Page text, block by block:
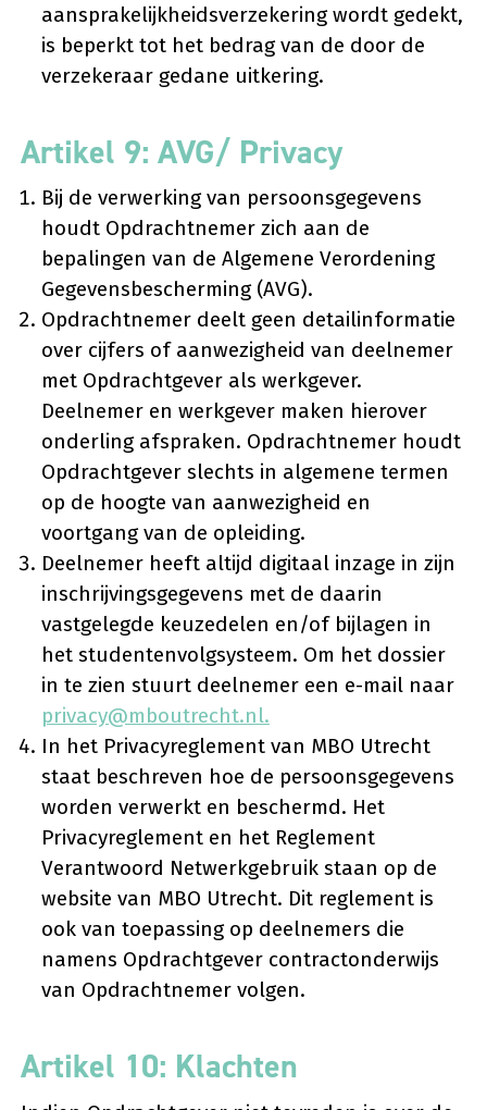
aansprakelijkheidsverzekering wordt gedekt,
is beperkt tot het bedrag van de door de
verzekeraar gedane uitkering.
Artikel 9: AVG/ Privacy
Bij de verwerking van persoonsgegevens
houdt Opdrachtnemer zich aan de
bepalingen van de Algemene Verordening
Gegevensbescherming (AVG).
Opdrachtnemer deelt geen detailinformatie
over cijfers of aanwezigheid van deelnemer
met Opdrachtgever als werkgever.
Deelnemer en werkgever maken hierover
onderling afspraken. Opdrachtnemer houdt
Opdrachtgever slechts in algemene termen
op de hoogte van aanwezigheid en
voortgang van de opleiding.
Deelnemer heeft altijd digitaal inzage in zijn
inschrijvingsgegevens met de daarin
vastgelegde keuzedelen en/of bijlagen in
het studentenvolgsysteem. Om het dossier
in te zien stuurt deelnemer een e-mail naar
privacy@mboutrecht.nl.
In het Privacyreglement van MBO Utrecht
staat beschreven hoe de persoonsgegevens
worden verwerkt en beschermd. Het
Privacyreglement en het Reglement
Verantwoord Netwerkgebruik staan op de
website van MBO Utrecht. Dit reglement is
ook van toepassing op deelnemers die
namens Opdrachtgever contractonderwijs
van Opdrachtnemer volgen.
Artikel 10: Klachten